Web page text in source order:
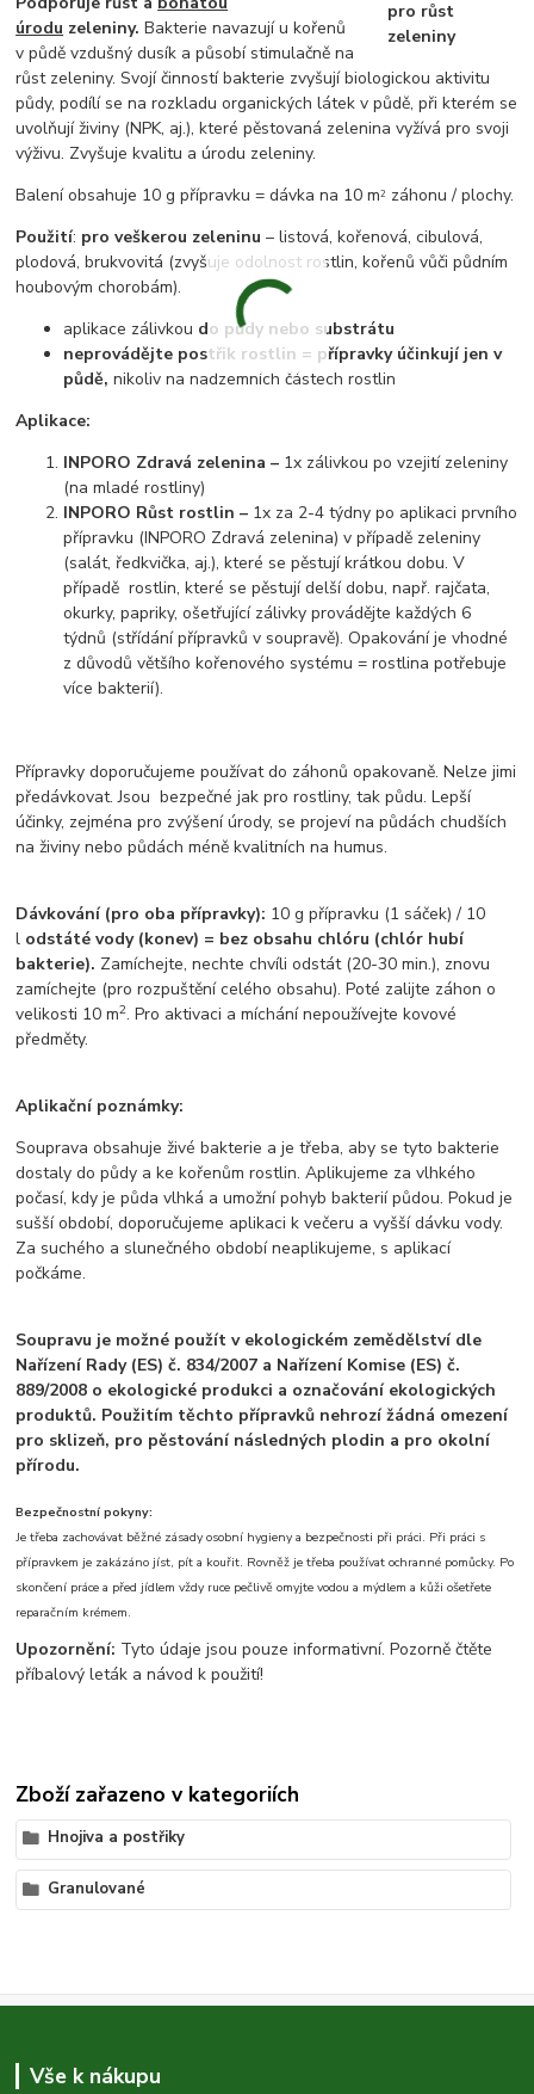
úrodu zeleniny. Bakterie navazují u kořenů
v půdě vzdušný dusík a působí stimulačně na
růst zeleniny. Svojí činností bakterie zvyšují biologickou aktivitu
půdy, podílí se na rozkladu organických látek v půdě, při kterém se
uvolňují živiny (NPK, aj.), které pěstovaná zelenina vyžívá pro svoji
výživu. Zvyšuje kvalitu a úrodu zeleniny.
Balení obsahuje 10 g přípravku = dávka na 10 m2 záhonu / plochy.
Použití: pro veškerou zeleninu – listová, kořenová, cibulová,
plodová, brukvovitá (zvyšuje odolnost rostlin, kořenů vůči půdním
houbovým chorobám).
aplikace zálivkou do půdy nebo substrátu
neprovádějte postřik rostlin = přípravky účinkují jen v
půdě,nikoliv na nadzemních částech rostlin
Aplikace:
INPORO Zdravá zelenina – 1x zálivkou po vzejití zeleniny
(na mladé rostliny)
INPORO Růst rostlin – 1x za 2-4 týdny po aplikaci prvního
přípravku (INPORO Zdravá zelenina) v případě zeleniny
(salát, ředkvička, aj.), které se pěstují krátkou dobu. V
případě rostlin, které se pěstují delší dobu, např. rajčata,
okurky, papriky, ošetřující zálivky provádějte každých 6
týdnů (střídání přípravků v soupravě). Opakování je vhodné
z důvodů většího kořenového systému = rostlina potřebuje
více bakterií).
Přípravky doporučujeme používat do záhonů opakovaně. Nelze jimi
předávkovat. Jsou bezpečné jak pro rostliny, tak půdu. Lepší
účinky, zejména pro zvýšení úrody, se projeví na půdách chudších
na živiny nebo půdách méně kvalitních na humus.
Dávkování (pro oba přípravky): 10 g přípravku (1 sáček) / 10
l odstáté vody (konev) = bez obsahu chlóru (chlór hubí
bakterie). Zamíchejte, nechte chvíli odstát (20-30 min.), znovu
zamíchejte (pro rozpuštění celého obsahu). Poté zalijte záhon o
velikosti 10 m2. Pro aktivaci a míchání nepoužívejte kovové
předměty.
Aplikační poznámky:
Souprava obsahuje živé bakterie a je třeba, aby se tyto bakterie
dostaly do půdy a ke kořenům rostlin. Aplikujeme za vlhkého
počasí, kdy je půda vlhká a umožní pohyb bakterií půdou. Pokud je
sušší období, doporučujeme aplikaci k večeru a vyšší dávku vody.
Za suchého a slunečného období neaplikujeme, s aplikací
počkáme.
Soupravu je možné použít v ekologickém zemědělství dle
Nařízení Rady (ES) č. 834/2007 a Nařízení Komise (ES) č.
889/2008 o ekologické produkci a označování ekologických
produktů. Použitím těchto přípravků nehrozí žádná omezení
pro sklizeň, pro pěstování následných plodin a pro okolní
přírodu.
Bezpečnostní pokyny:
Je třeba zachovávat běžné zásady osobní hygieny a bezpečnosti při práci. Při práci s
přípravkem je zakázáno jíst, pít a kouřit. Rovněž je třeba používat ochranné pomůcky. Po
skončení práce a před jídlem vždy ruce pečlivě omyjte vodou a mýdlem a kůži ošetřete
reparačním krémem.
Upozornění: Tyto údaje jsou pouze informativní. Pozorně čtěte
příbalový leták a návod k použití!
Zboží zařazeno v kategoriích
Hnojiva a postřiky
Granulované
Vše k nákupu